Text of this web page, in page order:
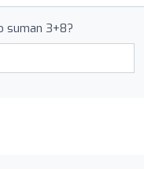
suman 3+8?